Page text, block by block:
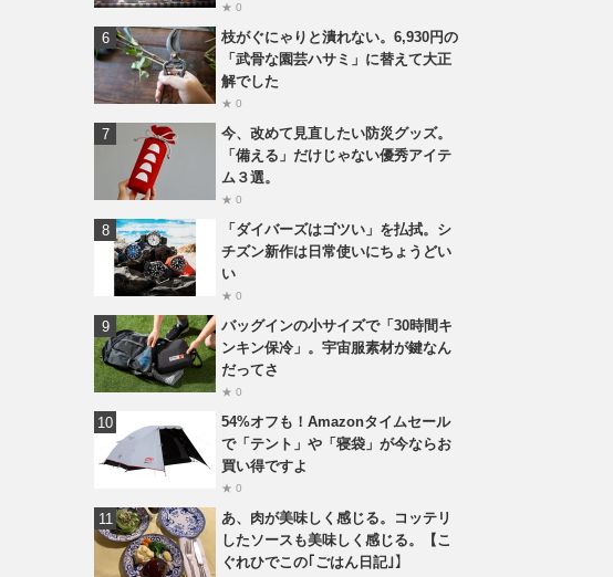
★ 0
枝がぐにゃりと潰れない。6,930円の
「武骨な園芸ハサミ」に替えて大正
解でした
★ 0
今、改めて見直したい防災グッズ。
「備える」だけじゃない優秀アイテ
ム３選。
★ 0
「ダイバーズはゴツい」を払拭。シ
チズン新作は日常使いにちょうどい
い
★ 0
バッグインの小サイズで「30時間キ
ンキン保冷」。宇宙服素材が鍵なん
だってさ
★ 0
54%オフも！Amazonタイムセール
で「テント」や「寝袋」が今ならお
買い得ですよ
★ 0
あ、肉が美味しく感じる。コッテリ
したソースも美味しく感じる。【こ
ぐれひでこの｢ごはん日記｣】